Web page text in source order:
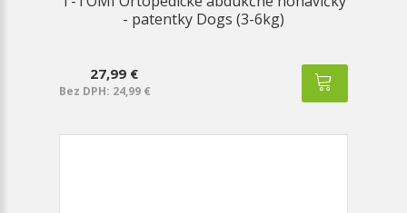
- patentky Dogs (3-6kg)
27,99 €
Bez DPH: 24,99 €